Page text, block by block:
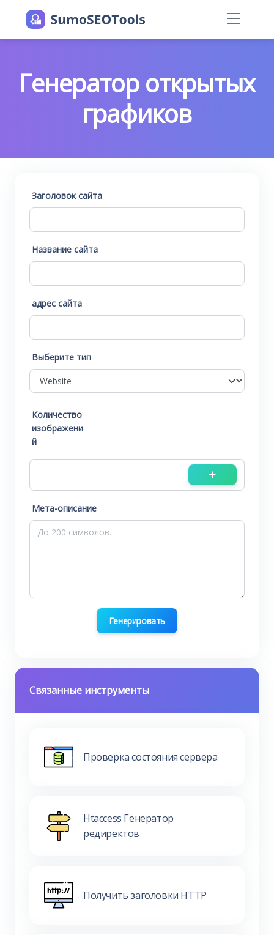
Генератор открытых
графиков
Заголовок сайта
Название сайта
адрес сайта
Выберите тип
Количество
изображени
й
Мета-описание
Генерировать
Связанные инструменты
Проверка состояния сервера
Htaccess Генератор
редиректов
Получить заголовки HTTP